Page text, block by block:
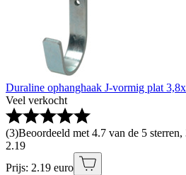
Duraline ophanghaak J-vormig plat
Veel verkocht
(3)Beoordeeld met 4.7 van de 5
2.19
Prijs: 2.19 euro